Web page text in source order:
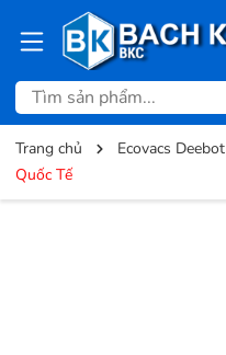
Trang chủ Ecovacs Deebot
Quốc Tế